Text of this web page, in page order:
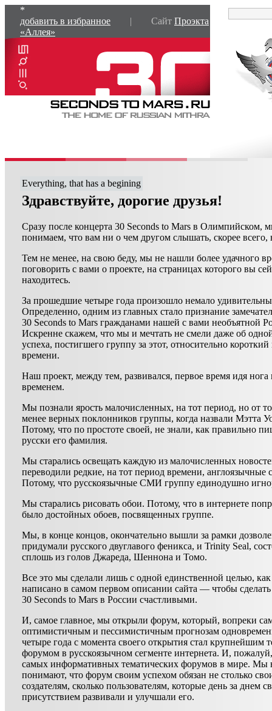
*
добавить в избранное
| Сайт Проэкта
«Аллея»
Everything, that has a begining
Здравствуйте, дорогие друзья!
Сразу после концерта 30 Seconds to Mars в Олимпийском,
понимаем, что вам ни о чем другом слышать, скорее всего,
Тем не менее, на свою беду, мы не нашли более удачного
поговорить с вами о проекте, на страницах которого вы
находитесь.
За прошедшие четыре года произошло немало
Определенно, одним из главных стало признание
30 Seconds to Mars гражданами нашей с вами необъятной
Искренне скажем, что мы и мечтать не смели даже об
успеха, постигшего группу за этот, относительно
времени.
Наш проект, между тем, развивался, первое время идя нога
временем.
Мы познали ярость малочисленных, на тот период, но от
менее верных поклонников группы, когда назвали Мэтта
Потому, что по простоте своей, не знали, как правильно
русски его фамилия.
Мы старались освещать каждую из малочисленных
переводили редкие, на тот период времени, англоязычные
Потому, что русскоязычные СМИ группу единодушно
Мы старались рисовать обои. Потому, что в интернете
было достойных обоев, посвященных группе.
Мы, в конце концов, окончательно вышли за рамки
придумали русского двуглавого феникса, и Trinity Seal,
сплошь из голов Джареда, Шеннона и Томо.
Все это мы сделали лишь с одной единственной целью,
написано в самом первом описании сайта — чтобы
30 Seconds to Mars в России счастливыми.
И, самое главное, мы открыли форум, который, вопреки
оптимистичным и пессимистичным прогнозам
четыре года с момента своего открытия стал крупнейшим
форумом в русскоязычном сегменте интернета. И,
самых информативных тематических форумов в мире. Мы
понимают, что форум своим успехом обязан не столько
создателям, сколько пользователям, которые день за днем
присутствием развивали и улучшали его.